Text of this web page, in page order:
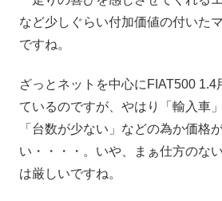
など少しぐらい付加価値の付いた
ですね。
ざっとネットを中心にFIAT500 1.4
ているのですが、やはり「輸入車
「台数が少ない」などの為か価格
い・・・・。いや、まぁ仕方のな
は厳しいですね。